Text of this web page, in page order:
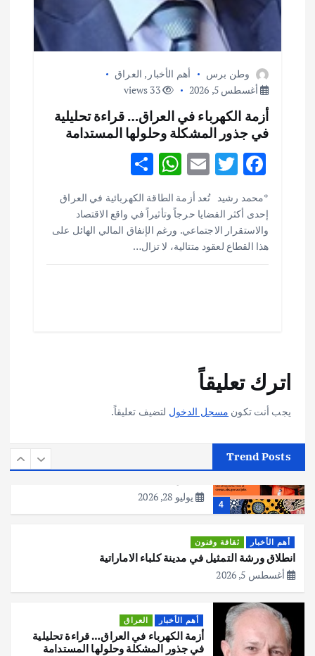
وطن برس أهم الأخبار , العراق
أغسطس 5, 2026
33 views
أزمة الكهرباء في العراق… قراءة تحليلية
في جذور المشكلة وحلولها المستدامة
F
e
b
o
T
w
it
te
r
E
m
ai
l
W
h
at
s
A
S
h
ar
e
*محمد رشيد تُعد أزمة الطاقة الكهربائية في العراق
إحدى أكثر القضايا حرجاً وتأثيراً في واقع الاقتصاد
والاستقرار الاجتماعي. ورغم الإنفاق المالي الهائل على
هذا القطاع لعقود متتالية، لا تزال…
اترك تعليقاً
يجب أنت تكون مسجل الدخول لتضيف تعليقاً.
Trend Posts
اختتام ورشة السينوغرافيا في مدينة كلباء الاماراتية
أغسطس 3, 2026
هوي آن… مدينة الفوانيس وسحر التاريخ
4
عملية التعداد السكاني في11 من الشهر
يوليو 28, 2026
أهم الأخبار ثقافة وفنون
انطلاق ورشة التمثيل في مدينة كلباء الاماراتية
أغسطس 5, 2026
أهم الأخبار العراق
أزمة الكهرباء في العراق… قراءة تحليلية
في جذور المشكلة وحلولها المستدامة